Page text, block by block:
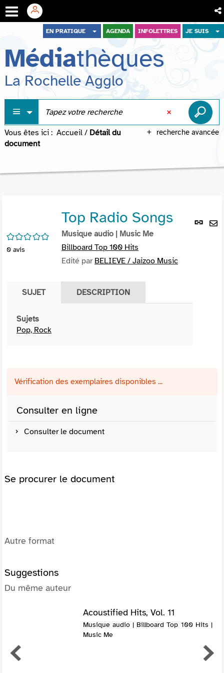
menu
contenu
recherche
EN PRATIQUE AGENDA INFOLETTRES JE SUIS
Médiathèques
La Rochelle Agglo
recherche avancée
Vous êtes ici : Accueil / Détail du
document
Lien
/5
0 avis
Top Radio Songs
Musique audio | Music Me
Billboard Top 100 Hits
Edité par BELIEVE / Jaizoo Music
SUJET DESCRIPTION
Sujets
Pop, Rock
Vérification des exemplaires disponibles ...
Consulter en ligne
Consulter le document
Se procurer le document
Autre format
Suggestions
Du même auteur
Acoustified Hits, Vol. 11
Musique audio | Billboard Top 100 Hits |
Music Me